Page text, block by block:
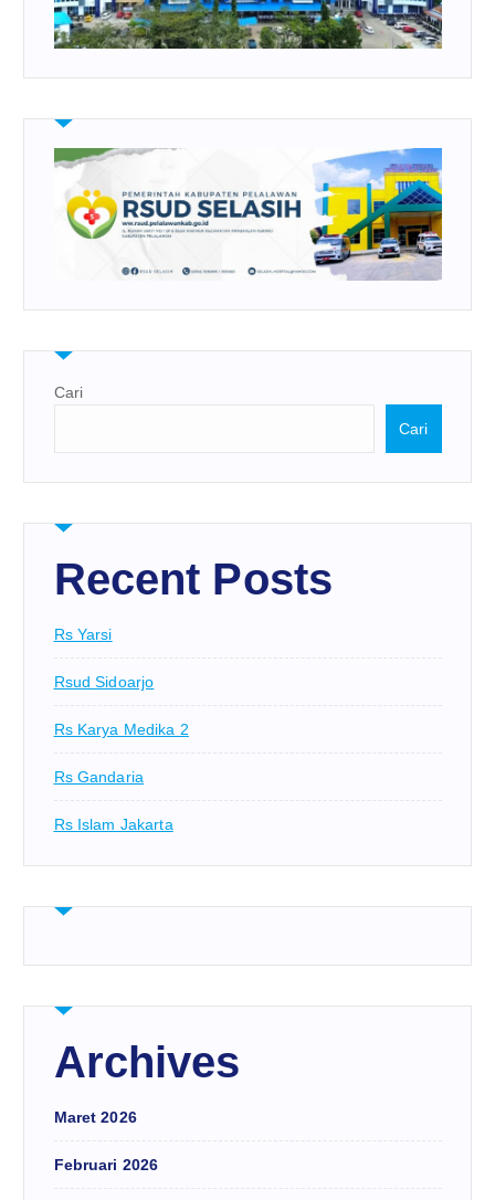
Cari
Cari
Recent Posts
Rs Yarsi
Rsud Sidoarjo
Rs Karya Medika 2
Rs Gandaria
Rs Islam Jakarta
Archives
Maret 2026
Februari 2026